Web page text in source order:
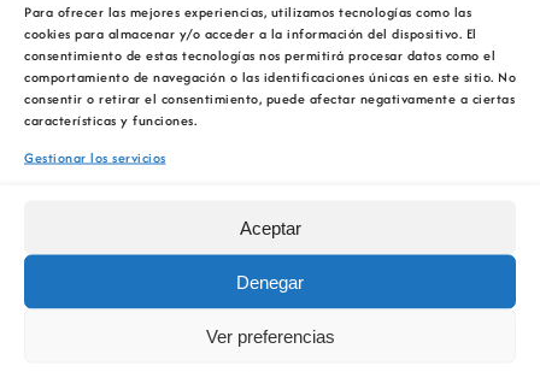
Para ofrecer las mejores experiencias, utilizamos tecnologías como las
cookies para almacenar y/o acceder a la información del dispositivo. El
consentimiento de estas tecnologías nos permitirá procesar datos como el
comportamiento de navegación o las identificaciones únicas en este sitio. No
consentir o retirar el consentimiento, puede afectar negativamente a ciertas
características y funciones.
Gestionar los servicios
Aceptar
Denegar
Ver preferencias
Para el ejercicio de las
competencias en materia de
minería, la Xunta de Galicia cuenta
con el Consejo de la Minería de
Galicia, un órgano colegiado de